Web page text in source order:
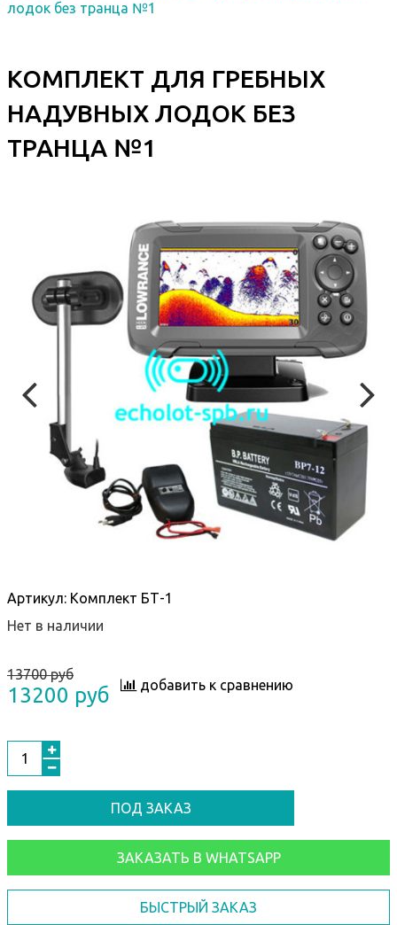
лодок без транца №1
КОМПЛЕКТ ДЛЯ ГРЕБНЫХ
НАДУВНЫХ ЛОДОК БЕЗ
ТРАНЦА №1
Артикул: Комплект БТ-1
Нет в наличии
13700 руб
13200 руб добавить к сравнению
ПОД ЗАКАЗ
ЗАКАЗАТЬ В WHATSAPP
БЫСТРЫЙ ЗАКАЗ